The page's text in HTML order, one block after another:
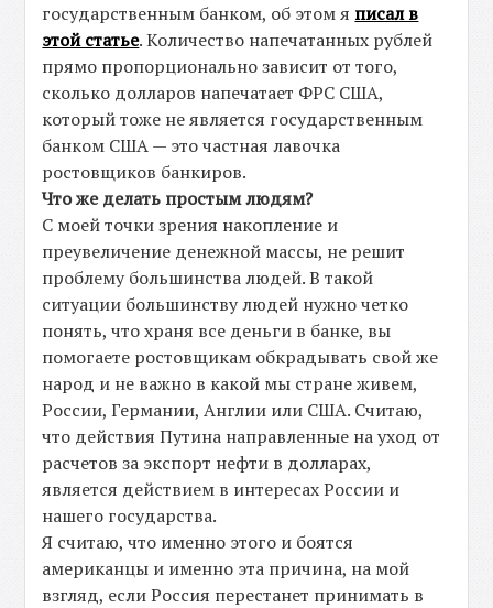
государственным банком, об этом я писал в
этой статье. Количество напечатанных рублей
прямо пропорционально зависит от того,
сколько долларов напечатает ФРС США,
который тоже не является государственным
банком США — это частная лавочка
ростовщиков банкиров.
Что же делать простым людям?
С моей точки зрения накопление и
преувеличение денежной массы, не решит
проблему большинства людей. В такой
ситуации большинству людей нужно четко
понять, что храня все деньги в банке, вы
помогаете ростовщикам обкрадывать свой же
народ и не важно в какой мы стране живем,
России, Германии, Англии или США. Считаю,
что действия Путина направленные на уход от
расчетов за экспорт нефти в долларах,
является действием в интересах России и
нашего государства.
Я считаю, что именно этого и боятся
американцы и именно эта причина, на мой
взгляд, если Россия перестанет принимать в